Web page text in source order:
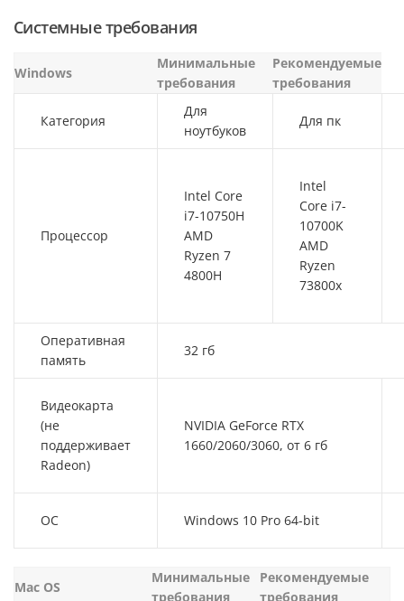
Системные требования
Windows
Минимальные
требования
Рекомендуемые
требования
Категория
Для
ноутбуков
Для пк
Процессор
Intel Core
i7-10750H
AMD
Ryzen 7
4800H
Intel
Core i7-
10700K
AMD
Ryzen
73800x
Оперативная
память
32 гб
Видеокарта
(не
поддерживает
Radeon)
NVIDIA GeForce RTX
1660/2060/3060, от 6 гб
ОС Windows 10 Pro 64-bit
Mac OS
Минимальные
требования
Рекомендуемые
требования